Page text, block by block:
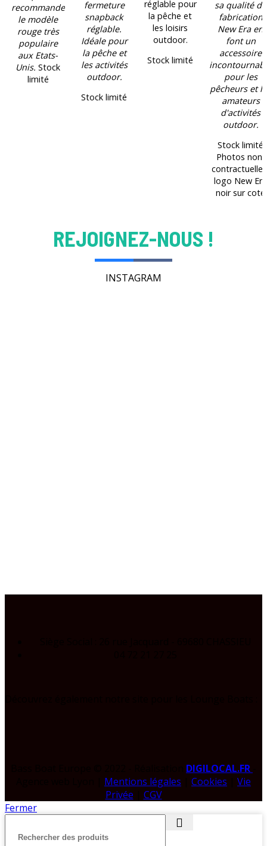
recommande
le modèle
rouge très
populaire
aux Etats-
Unis. Stock
limité
fermeture
snapback
réglable.
Idéale pour
la pêche et
les activités
outdoor.
Stock limité
réglable pour
la pêche et
les loisirs
outdoor.
Stock limité
sa qualité de
fabrication
New Era en
font un
accessoire
pour les
pêcheurs et
amateurs
d'activités
outdoor.
Stock limité
Photos non-
logo New Era
noir sur coté
REJOIGNEZ-NOUS !
INSTAGRAM
DIGILOCAL.FR
Mentions légales Cookies
Vie
Privée
CGV
Fermer